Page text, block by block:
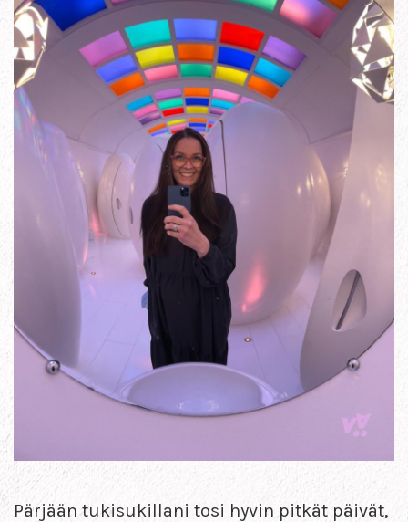
Pärjään tukisukillani tosi hyvin pitkät päivät,